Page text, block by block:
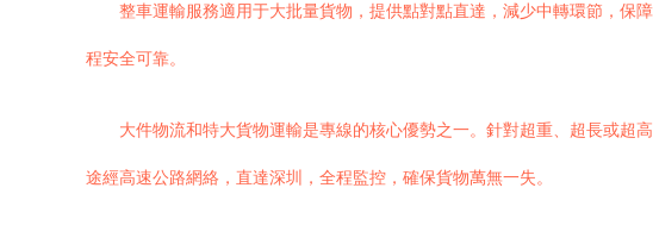
整車運輸服務適用于大批量貨物，提供點對點直達，減少中轉環節，保
程安全可靠。
大件物流和特大貨物運輸是專線的核心優勢之一。針對超重、超長或超
途經高速公路網絡，直達深圳，全程監控，確保貨物萬無一失。